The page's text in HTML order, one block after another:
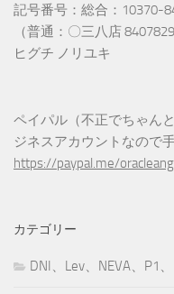
記号番号：総合：10370-
（普通：〇三八店 8407829
ヒグチ ノリユキ
ペイパル（不正でちゃん
ジネスアカウントなので
https://paypal.me/
カテゴリー
DNI、Lev、NEVA、P1